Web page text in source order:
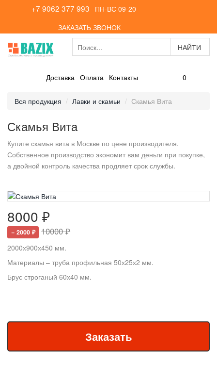
+7 9062 377 993
ПН-ВС 09-20
ЗАКАЗАТЬ ЗВОНОК
Доставка Оплата Контакты 0
Вся продукция Лавки и скамьи Скамья Вита
Скамья Вита
Купите скамья вита в Москве по цене производителя.
Собственное производство экономит вам деньги при покупке,
а двойной контроль качества продляет срок службы.
8000 ₽
− 2000 ₽ 10000 ₽
2000х900х450 мм.
Материалы – труба профильная 50х25х2 мм.
Брус строганый 60х40 мм.